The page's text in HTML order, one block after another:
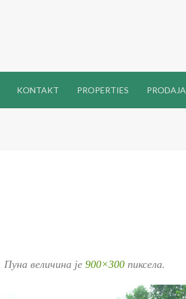
KONTAKT PROPERTIES PRODAJA
Пуна величина је 900×300 пиксела.